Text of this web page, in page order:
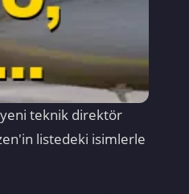
yeni teknik direktör
listedeki isimlerle